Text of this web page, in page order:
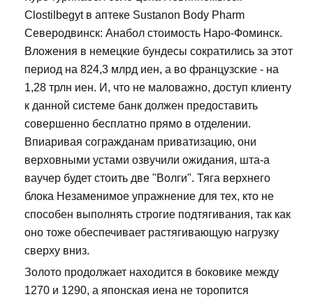
Clostilbegyt в аптеке Sustanon Body Pharm
Северодвинск: Анабол стоимость Наро-Фоминск.
Вложения в немецкие бундесы сократились за этот
период на 824,3 млрд иен, а во французские - на
1,28 трлн иен. И, что не маловажно, доступ клиенту
к данной системе банк должен предоставить
совершенно бесплатно прямо в отделении.
Впиаривая согражданам приватизацию, они
верховными устами озвучили ожидания, шта-а
ваучер будет стоить две "Волги". Тяга верхнего
блока Незаменимое упражнение для тех, кто не
способен выполнять строгие подтягивания, так как
оно тоже обеспечивает растягивающую нагрузку
сверху вниз.
Золото продолжает находится в боковике между
1270 и 1290, а японская иена не торопится